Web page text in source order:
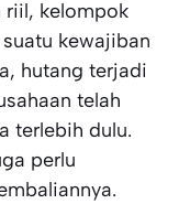
riil, kelompok
kewajiban
hutang terjadi
telah
terlebih dulu.
perlu